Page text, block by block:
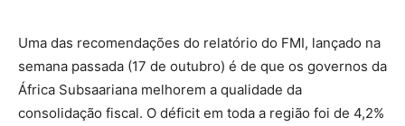
Uma das recomendações do relatório do FMI, lançado na
semana passada (17 de outubro) é de que os governos da
África Subsaariana melhorem a qualidade da
consolidação fiscal. O déficit em toda a região foi de 4,2%